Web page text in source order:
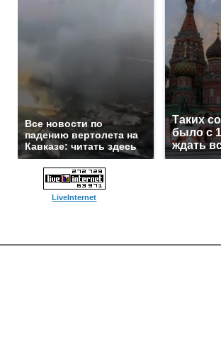
Все новости по
падению вертолета на
Кавказе: читать здесь
Таких
было с
ждать
LiveInternet